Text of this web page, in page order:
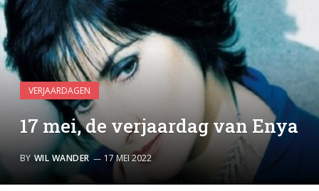
VERJAARDAGEN
17 mei, de verjaardag van Enya
BY WIL WANDER 17 MEI 2022